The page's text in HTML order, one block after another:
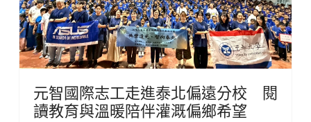
元智國際志工走進泰北偏遠分校 閱
讀教育與溫暖陪伴灌溉偏鄉希望